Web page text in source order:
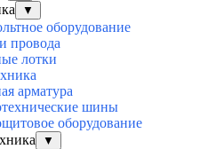
▼
оборудование
провода
лотки
арматура
шины
оборудование
▼